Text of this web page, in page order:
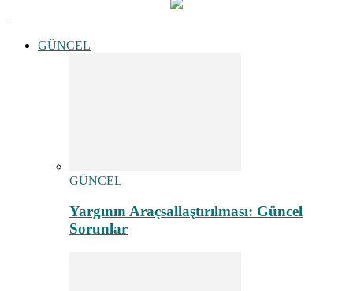
GÜNCEL
GÜNCEL
Yargının Araçsallaştırılması: Güncel
Sorunlar